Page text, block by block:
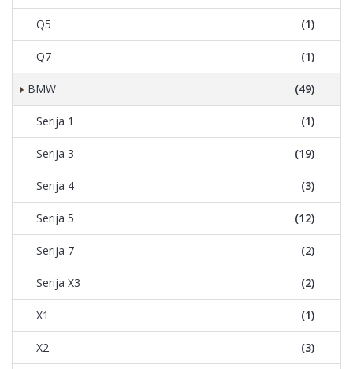
Q5 (1)
Q7 (1)
BMW (49)
Serija 1 (1)
Serija 3 (19)
Serija 4 (3)
Serija 5 (12)
Serija 7 (2)
Serija X3 (2)
X1 (1)
X2 (3)